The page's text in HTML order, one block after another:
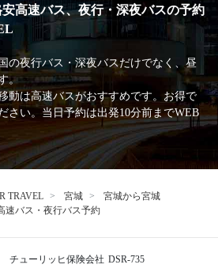
高速バス、夜行・深夜バスの予約
の夜行バス・深夜バスだけでなく、昼
。
動は高速バスがおすすめです。お得で
さい。当日予約は出発10分前までWEB
TRAVEL 宮城
宮城から宮城
速バス・夜行バス予約
チューリッヒ保険会社 DSR-735